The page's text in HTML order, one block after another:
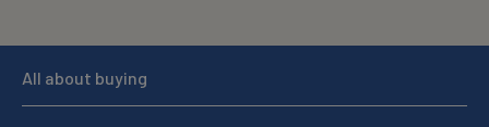
All about buying